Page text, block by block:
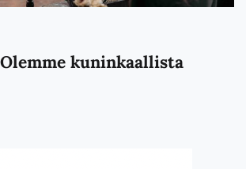
kuninkaallista